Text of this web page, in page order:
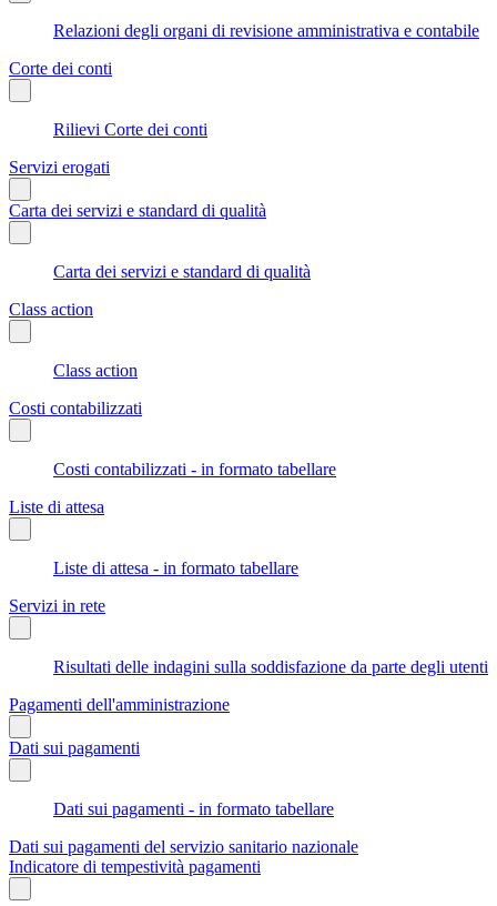
Relazioni degli organi di revisione amministrativa e contabile
Corte dei conti
Rilievi Corte dei conti
Servizi erogati
Carta dei servizi e standard di qualità
Carta dei servizi e standard di qualità
Class action
Class action
Costi contabilizzati
Costi contabilizzati - in formato tabellare
Liste di attesa
Liste di attesa - in formato tabellare
Servizi in rete
Risultati delle indagini sulla soddisfazione da parte degli utenti
Pagamenti dell'amministrazione
Dati sui pagamenti
Dati sui pagamenti - in formato tabellare
Dati sui pagamenti del servizio sanitario nazionale
Indicatore di tempestività pagamenti